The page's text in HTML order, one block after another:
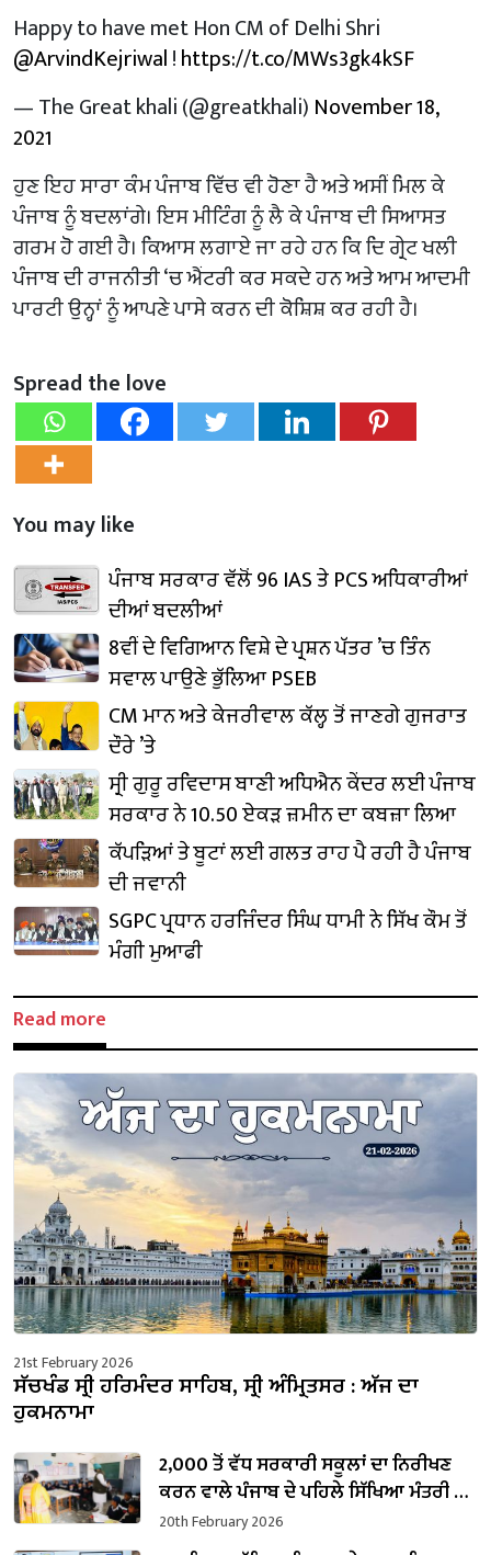
Happy to have met Hon CM of Delhi Shri
@ArvindKejriwal!https://t.co/MWs3gk4kSF
— The Great khali (@greatkhali) November 18,
2021
ਹੁਣ ਇਹ ਸਾਰਾ ਕੰਮ ਪੰਜਾਬ ਵਿੱਚ ਵੀ ਹੋਣਾ ਹੈ ਅਤੇ ਅਸੀਂ ਮਿਲ ਕੇ
ਪੰਜਾਬ ਨੂੰ ਬਦਲਾਂਗੇ। ਇਸ ਮੀਟਿੰਗ ਨੂੰ ਲੈ ਕੇ ਪੰਜਾਬ ਦੀ ਸਿਆਸਤ
ਗਰਮ ਹੋ ਗਈ ਹੈ। ਕਿਆਸ ਲਗਾਏ ਜਾ ਰਹੇ ਹਨ ਕਿ ਦਿ ਗ੍ਰੇਟ ਖਲੀ
ਪੰਜਾਬ ਦੀ ਰਾਜਨੀਤੀ ‘ਚ ਐਂਟਰੀ ਕਰ ਸਕਦੇ ਹਨ ਅਤੇ ਆਮ ਆਦਮੀ
ਪਾਰਟੀ ਉਨ੍ਹਾਂ ਨੂੰ ਆਪਣੇ ਪਾਸੇ ਕਰਨ ਦੀ ਕੋਸ਼ਿਸ਼ ਕਰ ਰਹੀ ਹੈ।
Spread the love
You may like
ਪੰਜਾਬ ਸਰਕਾਰ ਵੱਲੋਂ 96 IAS ਤੇ PCS ਅਧਿਕਾਰੀਆਂ
ਦੀਆਂ ਬਦਲੀਆਂ
8ਵੀਂ ਦੇ ਵਿਗਿਆਨ ਵਿਸ਼ੇ ਦੇ ਪ੍ਰਸ਼ਨ ਪੱਤਰ ’ਚ ਤਿੰਨ
ਸਵਾਲ ਪਾਉਣੇ ਭੁੱਲਿਆ PSEB
CM ਮਾਨ ਅਤੇ ਕੇਜਰੀਵਾਲ ਕੱਲ੍ਹ ਤੋਂ ਜਾਣਗੇ ਗੁਜਰਾਤ
ਦੌਰੇ ’ਤੇ
ਸ੍ਰੀ ਗੁਰੂ ਰਵਿਦਾਸ ਬਾਣੀ ਅਧਿਐਨ ਕੇਂਦਰ ਲਈ ਪੰਜਾਬ
ਸਰਕਾਰ ਨੇ 10.50 ਏਕੜ ਜ਼ਮੀਨ ਦਾ ਕਬਜ਼ਾ ਲਿਆ
ਕੱਪੜਿਆਂ ਤੇ ਬੂਟਾਂ ਲਈ ਗਲਤ ਰਾਹ ਪੈ ਰਹੀ ਹੈ ਪੰਜਾਬ
ਦੀ ਜਵਾਨੀ
SGPC ਪ੍ਰਧਾਨ ਹਰਜਿੰਦਰ ਸਿੰਘ ਧਾਮੀ ਨੇ ਸਿੱਖ ਕੌਮ ਤੋਂ
ਮੰਗੀ ਮੁਆਫੀ
Read more
21st February 2026
ਸੱਚਖੰਡ ਸ੍ਰੀ ਹਰਿਮੰਦਰ ਸਾਹਿਬ, ਸ੍ਰੀ ਅੰਮ੍ਰਿਤਸਰ : ਅੱਜ ਦਾ
ਹੁਕਮਨਾਮਾ
2,000 ਤੋਂ ਵੱਧ ਸਰਕਾਰੀ ਸਕੂਲਾਂ ਦਾ ਨਿਰੀਖਣ
ਕਰਨ ਵਾਲੇ ਪੰਜਾਬ ਦੇ ਪਹਿਲੇ ਸਿੱਖਿਆ ਮੰਤਰੀ ਬਣੇ
ਹਰਜੋਤ ਸਿੰਘ ਬੈਂਸ
20th February 2026